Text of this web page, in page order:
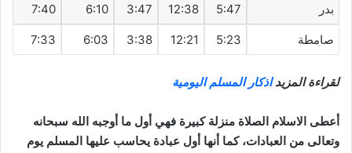
بدر 5:47
12:38
3:47
6:10
7:40
صامطة 5:23
12:21
3:38
6:03
7:33
لقراءة المزيداذكار المسلم اليومية
أعطى الاسلام الصلاة منزلة كبيرة فهي أول ما أوجبه الله سبحانه
وتعالى من العبادات، كما أنها أول عبادة يحاسب عليها المسلم يوم